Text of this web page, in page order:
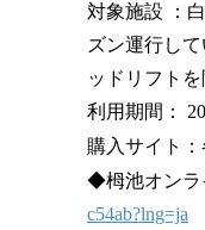
対象施設 ：
ズン運行し
ッドリフトを
利用期間：
購入サイト
◆栂池オン
c54ab?lng=ja